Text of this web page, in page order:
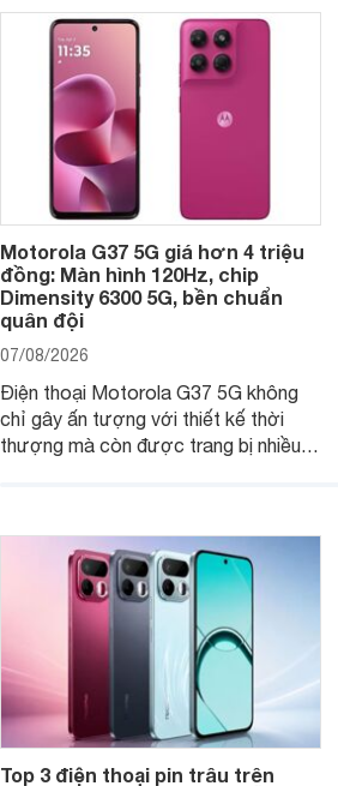
Motorola G37 5G giá hơn 4 triệu
đồng: Màn hình 120Hz, chip
Dimensity 6300 5G, bền chuẩn
quân đội
07/08/2026
Điện thoại Motorola G37 5G không
chỉ gây ấn tượng với thiết kế thời
thượng mà còn được trang bị nhiều
Top 3 điện thoại pin trâu trên